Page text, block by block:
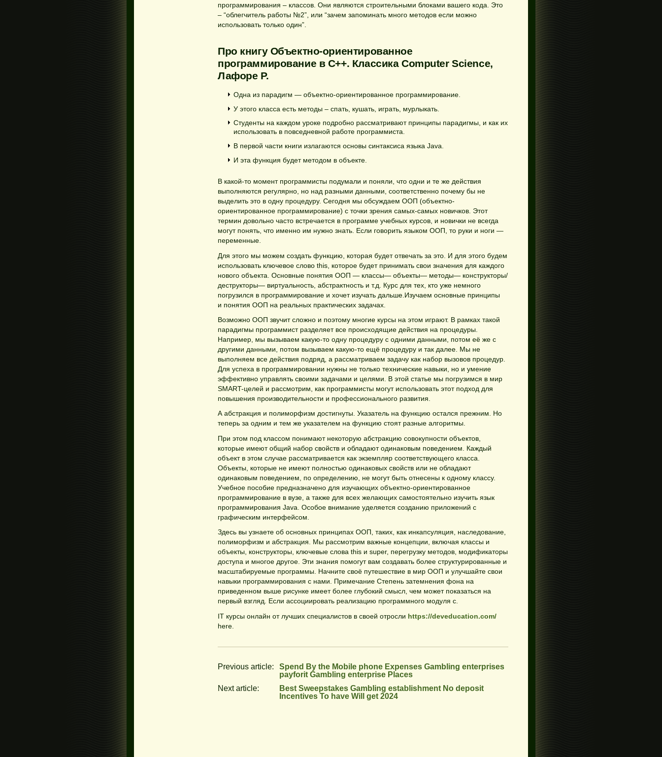
программирования – классов. Они являются строительными блоками вашего кода. Это
– “облегчитель работы №2”, или “зачем запоминать много методов если можно
использовать только один”.
Про книгу Объектно-ориентированное
программирование в С++. Классика Computer Science,
Лафоре Р.
Одна из парадигм — объектно-ориентированное программирование.
У этого класса есть методы – спать, кушать, играть, мурлыкать.
Студенты на каждом уроке подробно рассматривают принципы парадигмы, и как их
использовать в повседневной работе программиста.
В первой части книги излагаются основы синтаксиса языка Java.
И эта функция будет методом в объекте.
В какой-то момент программисты подумали и поняли, что одни и те же действия
выполняются регулярно, но над разными данными, соответственно почему бы не
выделить это в одну процедуру. Сегодня мы обсуждаем ООП (объектно-
ориентированное программирование) с точки зрения самых-самых новичков. Этот
термин довольно часто встречается в программе учебных курсов, и новички не всегда
могут понять, что именно им нужно знать. Если говорить языком ООП, то руки и ноги —
переменные.
Для этого мы можем создать функцию, которая будет отвечать за это. И для этого будем
использовать ключевое слово this, которое будет принимать свои значения для каждого
нового объекта. Основные понятия ООП — классы— объекты— методы— конструкторы/
деструкторы— виртуальность, абстрактность и т.д. Курс для тех, кто уже немного
погрузился в программирование и хочет изучать дальше.Изучаем основные принципы
и понятия ООП на реальных практических задачах.
Возможно ООП звучит сложно и поэтому многие курсы на этом играют. В рамках такой
парадигмы программист разделяет все происходящие действия на процедуры.
Например, мы вызываем какую-то одну процедуру с одними данными, потом её же с
другими данными, потом вызываем какую-то ещё процедуру и так далее. Мы не
выполняем все действия подряд, а рассматриваем задачу как набор вызовов процедур.
Для успеха в программировании нужны не только технические навыки, но и умение
эффективно управлять своими задачами и целями. В этой статье мы погрузимся в мир
SMART-целей и рассмотрим, как программисты могут использовать этот подход для
повышения производительности и профессионального развития.
А абстракция и полиморфизм достигнуты. Указатель на функцию остался прежним. Но
теперь за одним и тем же указателем на функцию стоят разные алгоритмы.
При этом под классом понимают некоторую абстракцию совокупности объектов,
которые имеют общий набор свойств и обладают одинаковым поведением. Каждый
объект в этом случае рассматривается как экземпляр соответствующего класса.
Объекты, которые не имеют полностью одинаковых свойств или не обладают
одинаковым поведением, по определению, не могут быть отнесены к одному классу.
Учебное пособие предназначено для изучающих объектно-ориентированное
программирование в вузе, а также для всех желающих самостоятельно изучить язык
программирования Java. Особое внимание уделяется созданию приложений с
графическим интерфейсом.
Здесь вы узнаете об основных принципах ООП, таких, как инкапсуляция, наследование,
полиморфизм и абстракция. Мы рассмотрим важные концепции, включая классы и
объекты, конструкторы, ключевые слова this и super, перегрузку методов, модификаторы
доступа и многое другое. Эти знания помогут вам создавать более структурированные и
масштабируемые программы. Начните своё путешествие в мир ООП и улучшайте свои
навыки программирования с нами. Примечание Степень затемнения фона на
приведенном выше рисунке имеет более глубокий смысл, чем может показаться на
первый взгляд. Если ассоциировать реализацию программного модуля с.
IT курсы онлайн от лучших специалистов в своей отросли https://deveducation.com/
here.
Previous article:
Spend By the Mobile phone Expenses Gambling enterprises
payforit Gambling enterprise Places
Next article:
Best Sweepstakes Gambling establishment No deposit
Incentives To have Will get 2024